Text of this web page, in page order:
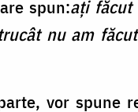
spun:aţi făcut
nu am
vor spune